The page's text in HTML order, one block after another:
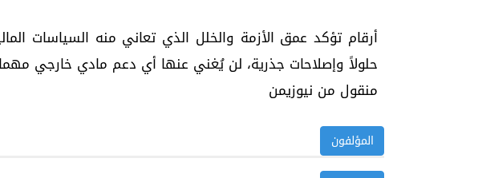
أرقام تؤكد عمق الأزمة والخلل الذي تعاني منه السياسات
حلولاً وإصلاحات جذرية، لن يُغني عنها أي دعم مادي خارجي
منقول من نيوزيمن
المؤلفون